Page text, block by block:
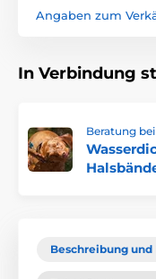
Angaben zum
In Verbindung
Beratung
Beschreibung